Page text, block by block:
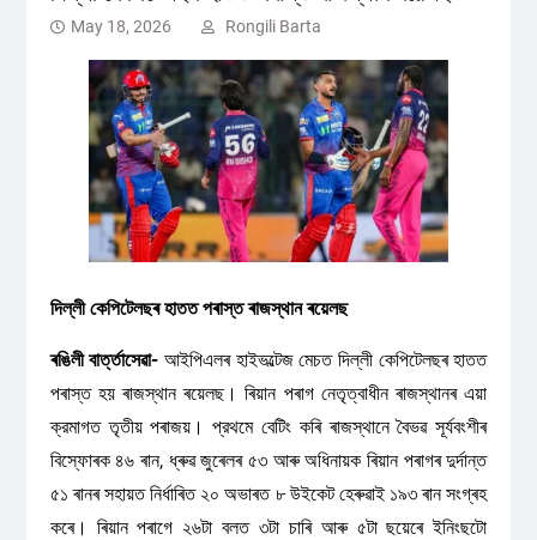
May 18, 2026 Rongili Barta
দিল্লী কেপিটেলছৰ হাতত পৰাস্ত ৰাজস্থান ৰয়েলছ
ৰঙিলী বাৰ্ত্তাসেৱা- আইপিএলৰ হাইভল্টেজ মেচত দিল্লী কেপিটেলছৰ হাতত
পৰাস্ত হয় ৰাজস্থান ৰয়েলছ। ৰিয়ান পৰাগ নেতৃত্বাধীন ৰাজস্থানৰ এয়া
ক্রমাগত তৃতীয় পৰাজয়। প্রথমে বেটিং কৰি ৰাজস্থানে বৈভৱ সূৰ্যবংশীৰ
বিস্ফোৰক ৪৬ ৰান, ধ্ৰুৱ জুৰেলৰ ৫৩ আৰু অধিনায়ক ৰিয়ান পৰাগৰ দুৰ্দান্ত
৫১ ৰানৰ সহায়ত নিৰ্ধাৰিত ২০ অভাৰত ৮ উইকেট হেৰুৱাই ১৯৩ ৰান সংগ্ৰহ
কৰে। ৰিয়ান পৰাগে ২৬টা বলত ৩টা চাৰি আৰু ৫টা ছয়েৰে ইনিংছটো